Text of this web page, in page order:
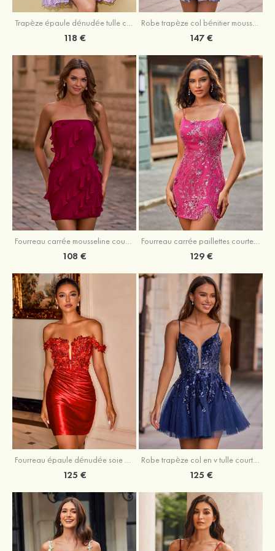
Trapèze épaule dénudée tulle courte/mini robe de fête de la rentrée avec paillettes
118 €
Robe trapèze col bénitier mousseline courte/mini robe de fête de la rentrée avec appliqué
147 €
Fourreau carrée mousseline courte/mini robe de fête de la rentré avec volants
108 €
Fourreau carrée paillettes courte/mini robe de fête de la rentrée
129 €
125 € 125 €